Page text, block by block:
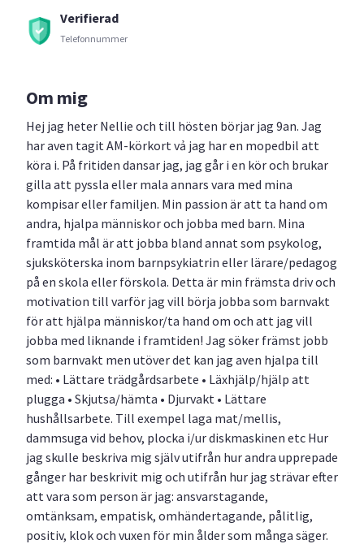
Verifierad
Telefonnummer
Om mig
Hej jag heter Nellie och till hösten börjar jag 9an. Jag
har aven tagit AM-körkort vả jag har en mopedbil att
köra i. På fritiden dansar jag, jag går i en kör och brukar
gilla att pyssla eller mala annars vara med mina
kompisar eller familjen. Min passion är att ta hand om
andra, hjalpa människor och jobba med barn. Mina
framtida mål är att jobba bland annat som psykolog,
sjuksköterska inom barnpsykiatrin eller lärare/pedagog
på en skola eller förskola. Detta är min främsta driv och
motivation till varför jag vill börja jobba som barnvakt
för att hjälpa människor/ta hand om och att jag vill
jobba med liknande i framtiden! Jag söker främst jobb
som barnvakt men utöver det kan jag aven hjalpa till
med: • Lättare trädgårdsarbete • Läxhjälp/hjälp att
plugga • Skjutsa/hämta • Djurvakt • Lättare
hushållsarbete. Till exempel laga mat/mellis,
dammsuga vid behov, plocka i/ur diskmaskinen etc Hur
jag skulle beskriva mig själv utifrån hur andra upprepade
gånger har beskrivit mig och utifrån hur jag strävar efter
att vara som person är jag: ansvarstagande,
omtänksam, empatisk, omhändertagande, pålitlig,
positiv, klok och vuxen för min ålder som många säger.